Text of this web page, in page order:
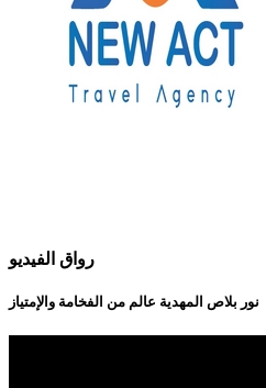
رواق الفيديو
نور بلاص المهدية عالم من الفخامة والإمتياز